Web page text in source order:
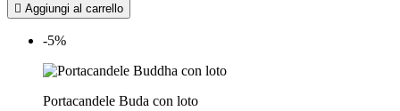
 Aggiungi al carrello
-5%
Portacandele Buda con loto